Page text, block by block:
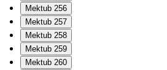
Mektub 256
Mektub 257
Mektub 258
Mektub 259
Mektub 260